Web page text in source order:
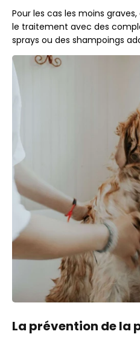
Pour les cas les moins
le traitement avec des
sprays ou des shampoings
La prévention de la